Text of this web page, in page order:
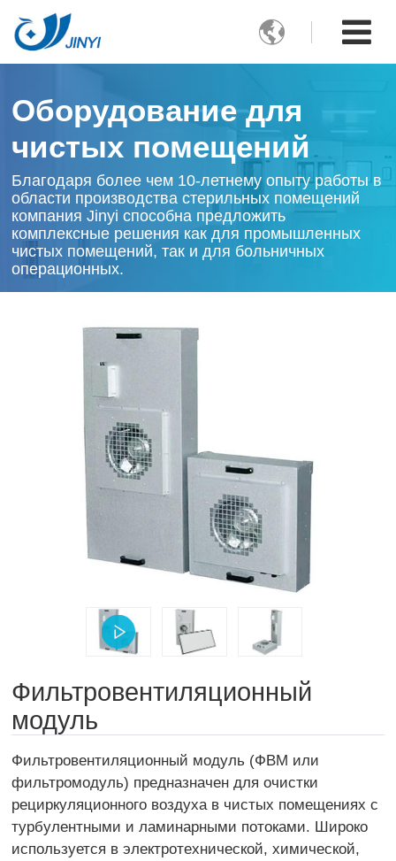

Оборудование для
чистых помещений
Благодаря более чем 10-летнему опыту работы в
области производства стерильных помещений
компания Jinyi способна предложить
комплексные решения как для промышленных
чистых помещений, так и для больничных
операционных.
Фильтровентиляционный
модуль
Фильтровентиляционный модуль (ФВМ или
фильтромодуль) предназначен для очистки
рециркуляционного воздуха в чистых помещениях с
турбулентными и ламинарными потоками. Широко
используется в электротехнической, химической,